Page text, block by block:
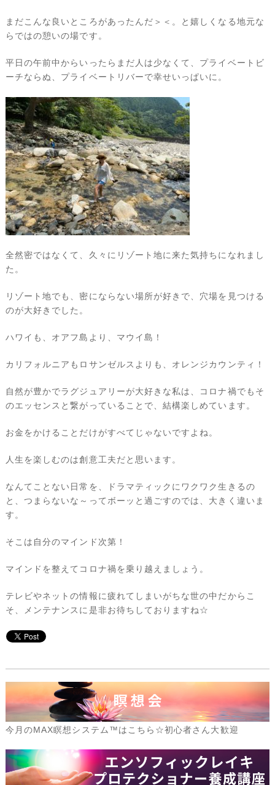
まだこんな良いところがあったんだ＞＜。と嬉しくなる地元な
らではの憩いの場です。
平日の午前中からいったらまだ人は少なくて、プライベートビ
ーチならぬ、プライベートリバーで幸せいっぱいに。
全然密ではなくて、久々にリゾート地に来た気持ちになれまし
た。
リゾート地でも、密にならない場所が好きで、穴場を見つける
のが大好きでした。
ハワイも、オアフ島より、マウイ島！
カリフォルニアもロサンゼルスよりも、オレンジカウンティ！
自然が豊かでラグジュアリーが大好きな私は、コロナ禍でもそ
のエッセンスと繋がっていることで、結構楽しめています。
お金をかけることだけがすべてじゃないですよね。
人生を楽しむのは創意工夫だと思います。
なんてことない日常を、ドラマティックにワクワク生きるの
と、つまらないな～ってボーッと過ごすのでは、大きく違いま
す。
そこは自分のマインド次第！
マインドを整えてコロナ禍を乗り越えましょう。
テレビやネットの情報に疲れてしまいがちな世の中だからこ
そ、メンテナンスに是非お待ちしておりますね☆
今月のMAX瞑想システム™はこちら☆初心者さん大歓迎